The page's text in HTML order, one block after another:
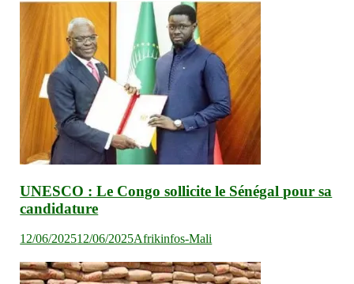
UNESCO : Le Congo sollicite le Sénégal pour sa
candidature
12/06/202512/06/2025Afrikinfos-Mali